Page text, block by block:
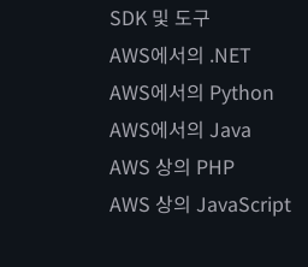
SDK 및 도구
AWS에서의 .NET
AWS에서의 Python
AWS에서의 Java
AWS 상의 PHP
AWS 상의 JavaScript